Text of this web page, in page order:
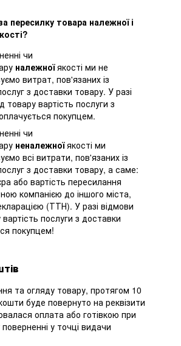
пересилку товара належної і
чи
належноїякості ми не
витрат, пов'язаних із
з доставки товару. У разі
товару вартість послуги з
покупцем.
чи
неналежноїякості ми
всі витрати, пов'язаних із
з доставки товару, а саме:
або вартість пересилання
компанією до іншого міста,
(ТТН). У разі відмови
вартість послуги з доставки
покупцем!
та огляду товару, протягом 10
буде повернуто на реквізити
оплата або готівкою при
у точці видачи